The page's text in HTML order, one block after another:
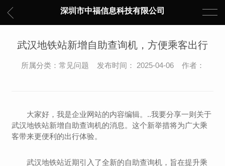
深圳市中福信息科技有限公司
武汉地铁站新增自助查询机，方便乘客出行
所属分类：常见问题 发布时间： 2025-04-06 作者：
大家好，我是企业网站的内容编辑。..我要分享一则关于
武汉地铁站新增自助查询机的消息。这个新举措将为广大乘
客带来更便利的出行体验。
武汉地铁站近期引入了全新的自助查询机，旨在提升乘